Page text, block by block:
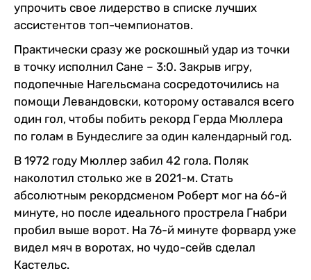
упрочить свое лидерство в списке лучших
ассистентов топ-чемпионатов.
Практически сразу же роскошный удар из точки
в точку исполнил Сане – 3:0. Закрыв игру,
подопечные Нагельсмана сосредоточились на
помощи Левандовски, которому оставался всего
один гол, чтобы побить рекорд Герда Мюллера
по голам в Бундеслиге за один календарный год.
В 1972 году Мюллер забил 42 гола. Поляк
наколотил столько же в 2021-м. Стать
абсолютным рекордсменом Роберт мог на 66-й
минуте, но после идеального прострела Гнабри
пробил выше ворот. На 76-й минуте форвард уже
видел мяч в воротах, но чудо-сейв сделал
Кастельс.